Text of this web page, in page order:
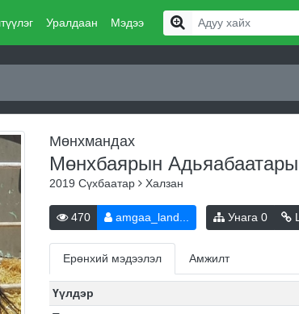
Уралдаан Мэдээ
Мөнхмандах
Мөнхбаярын
2019 Сүхбаатар Халзан
470 amgaa_land... Унага 0
Ерөнхий мэдээлэл Амжилт
Үүлдэр